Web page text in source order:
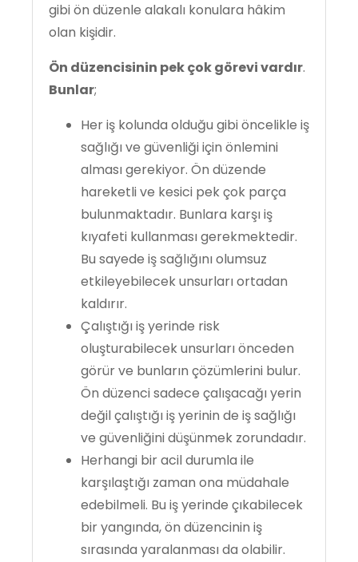
gibi ön düzenle alakalı konulara hâkim
olan kişidir.
Ön düzencisinin pek çok görevi vardır.
Bunlar;
Her iş kolunda olduğu gibi öncelikle iş
sağlığı ve güvenliği için önlemini
alması gerekiyor. Ön düzende
hareketli ve kesici pek çok parça
bulunmaktadır. Bunlara karşı iş
kıyafeti kullanması gerekmektedir.
Bu sayede iş sağlığını olumsuz
etkileyebilecek unsurları ortadan
kaldırır.
Çalıştığı iş yerinde risk
oluşturabilecek unsurları önceden
görür ve bunların çözümlerini bulur.
Ön düzenci sadece çalışacağı yerin
değil çalıştığı iş yerinin de iş sağlığı
ve güvenliğini düşünmek zorundadır.
Herhangi bir acil durumla ile
karşılaştığı zaman ona müdahale
edebilmeli. Bu iş yerinde çıkabilecek
bir yangında, ön düzencinin iş
sırasında yaralanması da olabilir.